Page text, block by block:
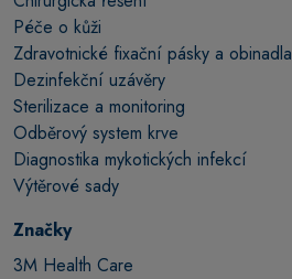
Péče o kůži
Zdravotnické fixační pásky a obinadla
Dezinfekční uzávěry
Sterilizace a monitoring
Odběrový system krve
Diagnostika mykotických infekcí
Výtěrové sady
Značky
3M Health Care